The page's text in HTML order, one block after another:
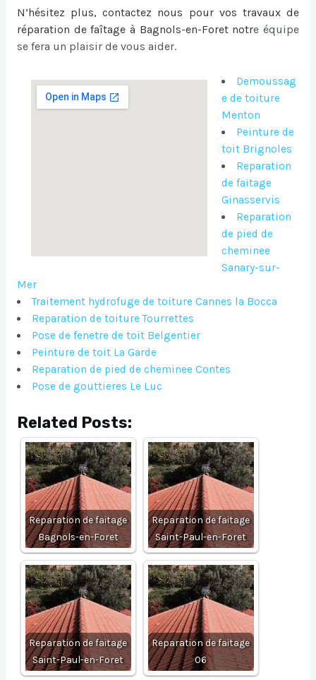
N’hésitez plus, contactez nous pour vos travaux de
réparation de faîtage à Bagnols-en-Foret notre équipe
se fera un plaisir de vous aider.
Demoussag
e de toiture
Menton
Peinture de
toit Brignoles
Reparation
de faitage
Ginasservis
Reparation
de pied de
cheminee
Sanary-sur-
Mer
Traitement hydrofuge de toiture Cannes la Bocca
Reparation de toiture Tourrettes
Pose de fenetre de toit Belgentier
Peinture de toit La Garde
Reparation de pied de cheminee Contes
Pose de gouttieres Le Luc
Related Posts:
Reparation de faitage
Bagnols-en-Foret
Reparation de faitage
Saint-Paul-en-Foret
Reparation de faitage
Saint-Paul-en-Foret
Reparation de faitage
06